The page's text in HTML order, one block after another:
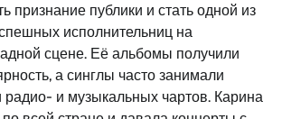
признание публики и стать одной из
исполнительниц на
сцене. Её альбомы получили
а синглы часто занимали
радио- и музыкальных чартов. Карина